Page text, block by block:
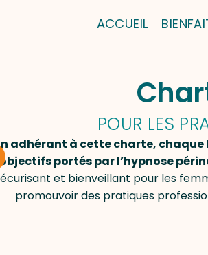
ACCUEIL
POUR LES
adhérant à cette charte, chaque
objectifs portés par l’hypnose
et bienveillant pour les
promouvoir des pratiques